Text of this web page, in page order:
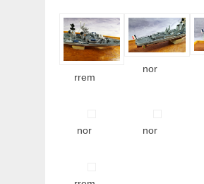
rrem
nor
nor nor